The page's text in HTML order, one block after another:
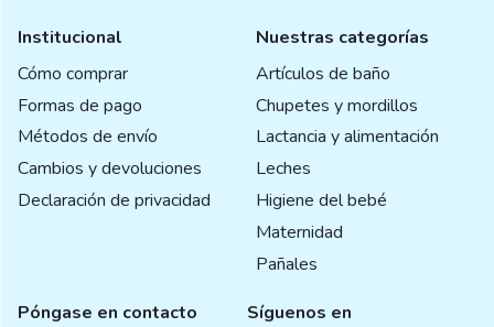
Institucional
Cómo comprar
Formas de pago
Métodos de envío
Cambios y devoluciones
Declaración de privacidad
Nuestras categorías
Artículos de baño
Chupetes y mordillos
Lactancia y alimentación
Leches
Higiene del bebé
Maternidad
Pañales
Póngase en contacto
Síguenos en